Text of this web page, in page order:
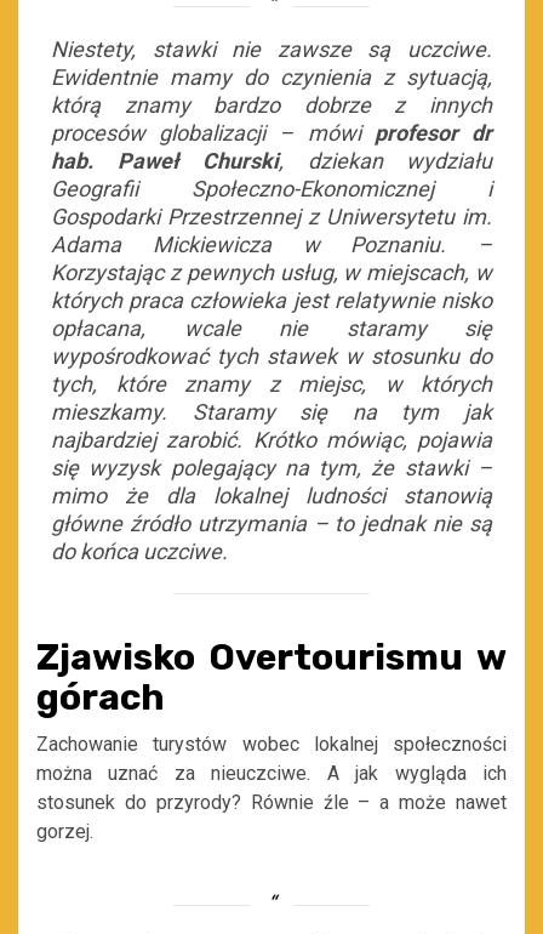
Niestety, stawki nie zawsze są uczciwe.
Ewidentnie mamy do czynienia z sytuacją,
którą znamy bardzo dobrze z innych
procesów globalizacji – mówi profesor dr
hab. Paweł Churski, dziekan wydziału
Geografii Społeczno-Ekonomicznej i
Gospodarki Przestrzennej z Uniwersytetu im.
Adama Mickiewicza w Poznaniu. –
Korzystając z pewnych usług, w miejscach, w
których praca człowieka jest relatywnie nisko
opłacana, wcale nie staramy się
wypośrodkować tych stawek w stosunku do
tych, które znamy z miejsc, w których
mieszkamy. Staramy się na tym jak
najbardziej zarobić. Krótko mówiąc, pojawia
się wyzysk polegający na tym, że stawki –
mimo że dla lokalnej ludności stanowią
główne źródło utrzymania – to jednak nie są
do końca uczciwe.
Zjawisko Overtourismu w
górach
Zachowanie turystów wobec lokalnej społeczności
można uznać za nieuczciwe. A jak wygląda ich
stosunek do przyrody? Równie źle – a może nawet
gorzej.